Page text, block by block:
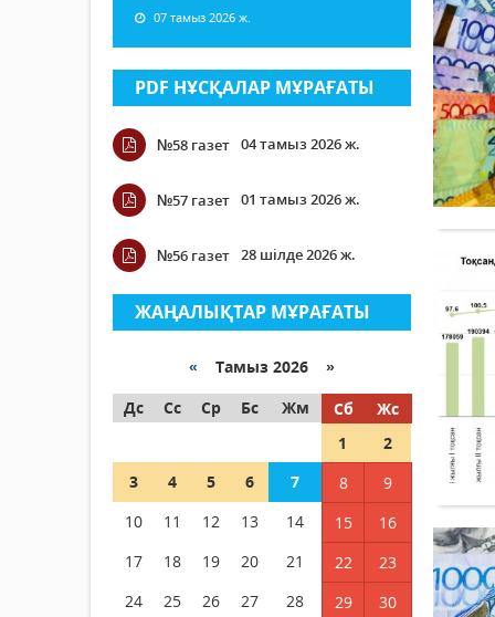
07 тамыз 2026 ж.
PDF НҰСҚАЛАР МҰРАҒАТЫ
№58 газет 04 тамыз 2026 ж.
№57 газет 01 тамыз 2026 ж.
№56 газет 28 шілде 2026 ж.
ЖАҢАЛЫҚТАР МҰРАҒАТЫ
« Тамыз 2026 »
Дс
Сс Ср Бс Жм Сб
Жс
1
2
3
4 5 6 7 8
9
10
11 12 13 14 15
16
17
18 19 20 21 22
23
24
25 26 27 28 29 30